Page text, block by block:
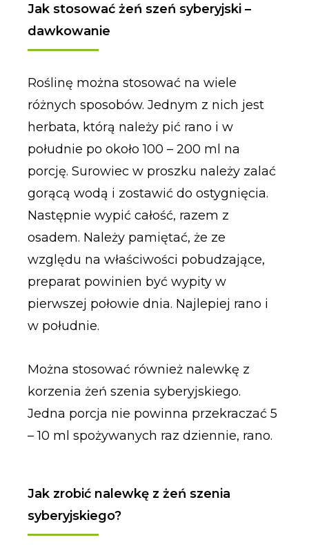
Jak stosować żeń szeń syberyjski –
dawkowanie
Roślinę można stosować na wiele
różnych sposobów. Jednym z nich jest
herbata, którą należy pić rano i w
południe po około 100 – 200 ml na
porcję. Surowiec w proszku należy zalać
gorącą wodą i zostawić do ostygnięcia.
Następnie wypić całość, razem z
osadem. Należy pamiętać, że ze
względu na właściwości pobudzające,
preparat powinien być wypity w
pierwszej połowie dnia. Najlepiej rano i
w południe.
Można stosować również nalewkę z
korzenia żeń szenia syberyjskiego.
Jedna porcja nie powinna przekraczać 5
– 10 ml spożywanych raz dziennie, rano.
Jak zrobić nalewkę z żeń szenia
syberyjskiego?